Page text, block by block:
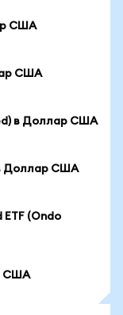
США
США
в Доллар США
Доллар США
(Ondo
США